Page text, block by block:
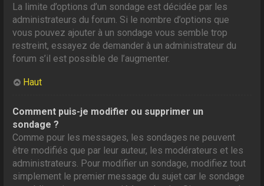
La limite d’options d’un sondage est décidée par les
administrateurs du forum. Si le nombre d’options que
vous pouvez ajouter à un sondage vous semble trop
restreint, essayez de demander à un administrateur du
forum s’il est possible de l’augmenter.
Haut
Comment puis-je modifier ou supprimer un
sondage ?
Comme pour les messages, les sondages ne peuvent
être modifiés que par leur auteur, les modérateurs et les
administrateurs. Pour modifier un sondage, modifiez tout
simplement le premier message du sujet car le sondage